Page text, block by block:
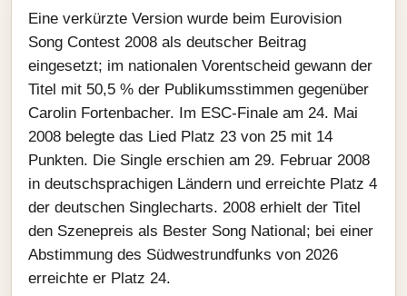
Eine verkürzte Version wurde beim Eurovision
Song Contest 2008 als deutscher Beitrag
eingesetzt; im nationalen Vorentscheid gewann der
Titel mit 50,5 % der Publikumsstimmen gegenüber
Carolin Fortenbacher. Im ESC-Finale am 24. Mai
2008 belegte das Lied Platz 23 von 25 mit 14
Punkten. Die Single erschien am 29. Februar 2008
in deutschsprachigen Ländern und erreichte Platz 4
der deutschen Singlecharts. 2008 erhielt der Titel
den Szenepreis als Bester Song National; bei einer
Abstimmung des Südwestrundfunks von 2026
erreichte er Platz 24.